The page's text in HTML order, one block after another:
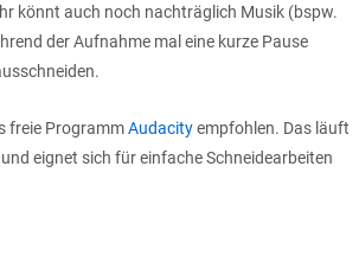
könnt auch noch nachträglich Musik (bspw.
der Aufnahme mal eine kurze Pause
freie ProgrammAudacityempfohlen. Das läuft
eignet sich für einfache Schneidearbeiten